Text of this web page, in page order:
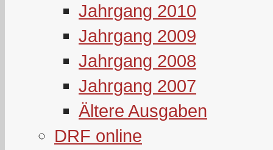
Jahrgang 2010
Jahrgang 2009
Jahrgang 2008
Jahrgang 2007
Ältere Ausgaben
DRF online